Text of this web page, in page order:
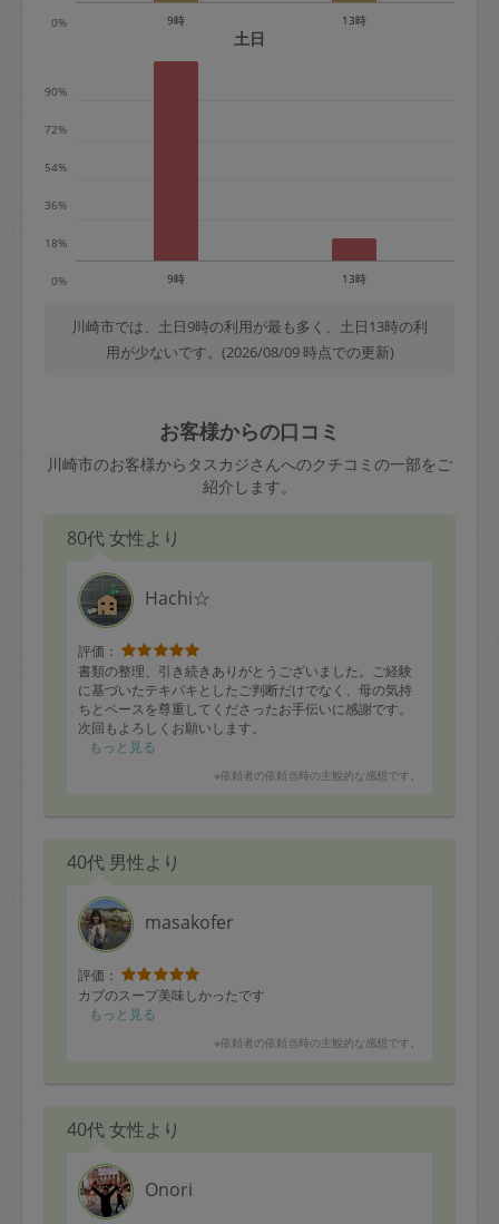
※キャンセル料金の設定について：
定期依頼1回（3時間）の金額とスポット
0% 9時 13時
土日
0%
18%
36%
54%
72%
90%
9時 13時
川崎市では、土日9時の利用が最も多く、土日13時の利
用が少ないです。(2026/08/09 時点での更新)
お客様からの口コミ
川崎市のお客様からタスカジさんへのクチコミの一部をご
紹介します。
80代 女性より
Hachi☆
評価：
書類の整理、引き続きありがとうございました。ご経験
に基づいたテキパキとしたご判断だけでなく、母の気持
ちとペースを尊重してくださったお手伝いに感謝です。
次回もよろしくお願いします。
もっと見る
※依頼者の依頼当時の主観的な感想です。
40代 男性より
masakofer
評価：
カブのスープ美味しかったです
もっと見る
※依頼者の依頼当時の主観的な感想です。
40代 女性より
Onori